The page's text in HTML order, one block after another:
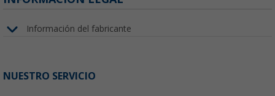
Información del fabricante
NUESTRO SERVICIO